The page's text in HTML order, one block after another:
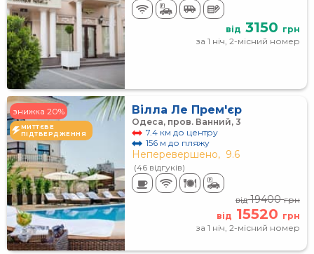
від 3150 грн
за 1 ніч, 2-місний номер
знижка 20%
МИТТЄВЕ
ПІДТВЕРДЖЕННЯ
Вілла Ле Прем'єр
Одеса, пров. Ванний, 3
7.4 км до центру
156 м до пляжу
Неперевершено, 9.6
(46 відгуків)
від19400грн
від 15520 грн
за 1 ніч, 2-місний номер